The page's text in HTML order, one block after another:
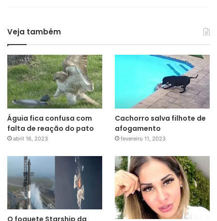
Veja também
Águia fica confusa com
falta de reação do pato
abril 16, 2023
Cachorro salva filhote de
afogamento
fevereiro 11, 2023